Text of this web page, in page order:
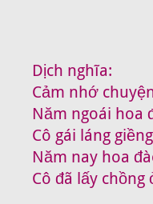
Dịch nghĩa:
Cảm nhớ
Năm ngoái hoa
Cô gái láng
Năm nay hoa
Cô đã lấy chồng